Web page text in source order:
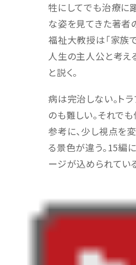
牲にしてでも治療に
な姿を見てきた著者
福祉大教授は「家族
人生の主人公と考え
と説く。
病は完治しない。ト
のも難しい。それで
参考に、少し視点を
る景色が違う。15編
ージが込められてい